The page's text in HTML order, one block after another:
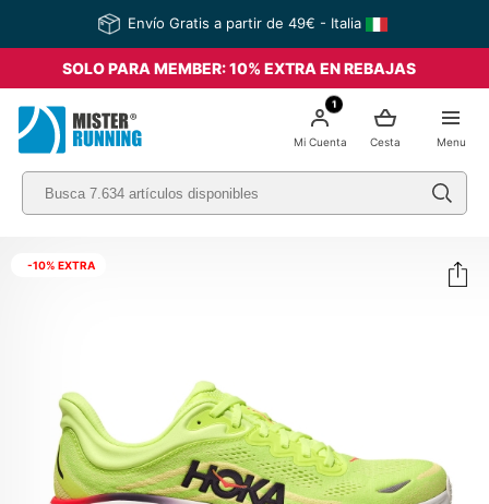
Envío Gratis a partir de 49€ - Italia
SOLO PARA MEMBER: 10% EXTRA EN REBAJAS
Menu
Cesta
1
Mi Cuenta
-10% EXTRA